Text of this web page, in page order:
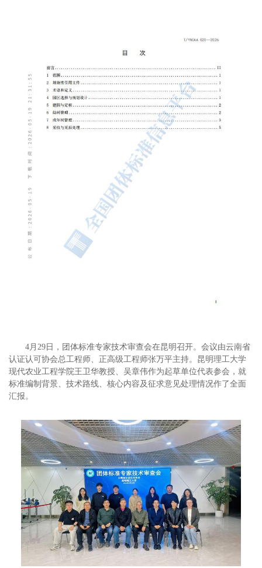
4月29日，团体标准专家技术审查会在昆明召开。会议由云南省
认证认可协会总工程师、正高级工程师张万平主持。昆明理工大学
现代农业工程学院王卫华教授、吴章伟作为起草单位代表参会，就
标准编制背景、技术路线、核心内容及征求意见处理情况作了全面
汇报。